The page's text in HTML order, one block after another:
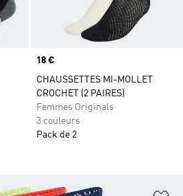
Prix
18 €
CHAUSSETTES MI-MOLLET
CROCHET (2 PAIRES)
Femmes Originals
3 couleurs
Pack de 2